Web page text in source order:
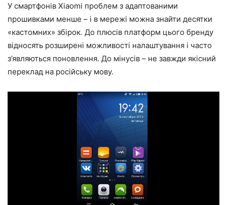
У смартфонів Xiaomi проблем з адаптованими
прошивками менше – і в мережі можна знайти десятки
«кастомних» збірок. До плюсів платформ цього бренду
відносять розширені можливості налаштування і часто
з’являються поновлення. До мінусів – не завжди якісний
переклад на російську мову.